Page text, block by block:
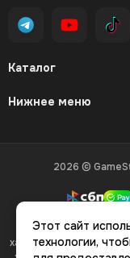
Каталог
Нижнее меню
2026 ©
Вся
характеристик,
Этот сайт
технологии,